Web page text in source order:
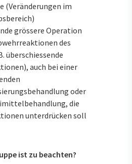
(Veränderungen im
grössere Operation
des
überschiessende
auch bei einer
oder
die
unterdrücken soll
ist zu beachten?